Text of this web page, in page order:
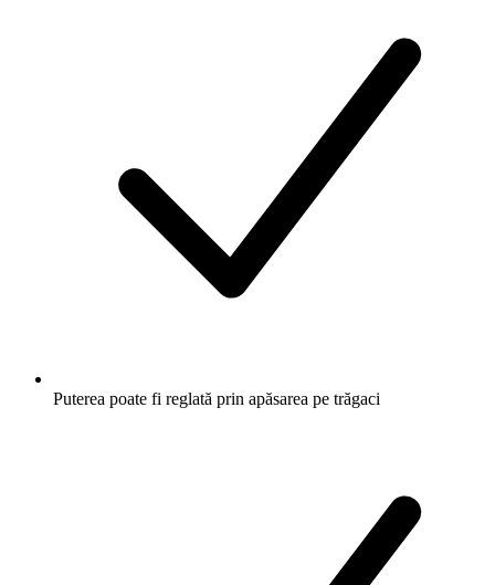
Puterea poate fi reglată prin apăsarea pe trăgaci